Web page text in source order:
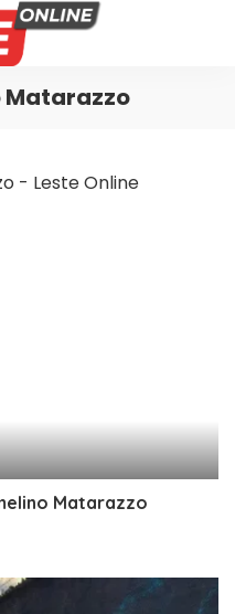
Matarazzo
Matarazzo